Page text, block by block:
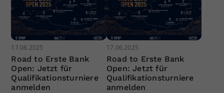
17.06.2025
Road to Erste Bank
Open: Jetzt für
Qualifikationsturniere
anmelden
17.06.2025
Road to Erste Bank
Open: Jetzt für
Qualifikationsturniere
anmelden